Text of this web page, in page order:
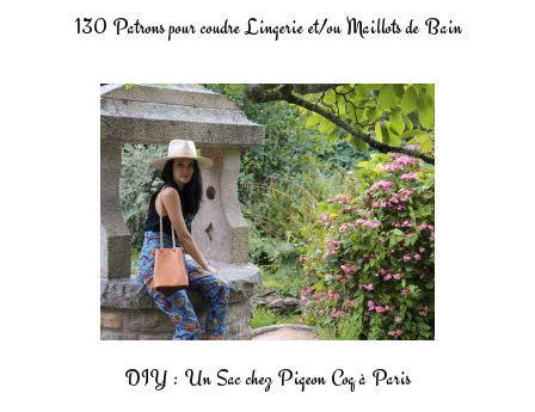
130 Patrons pour coudre Lingerie et/ou Maillots de Bain
DIY : Un Sac chez Pigeon Coq à Paris